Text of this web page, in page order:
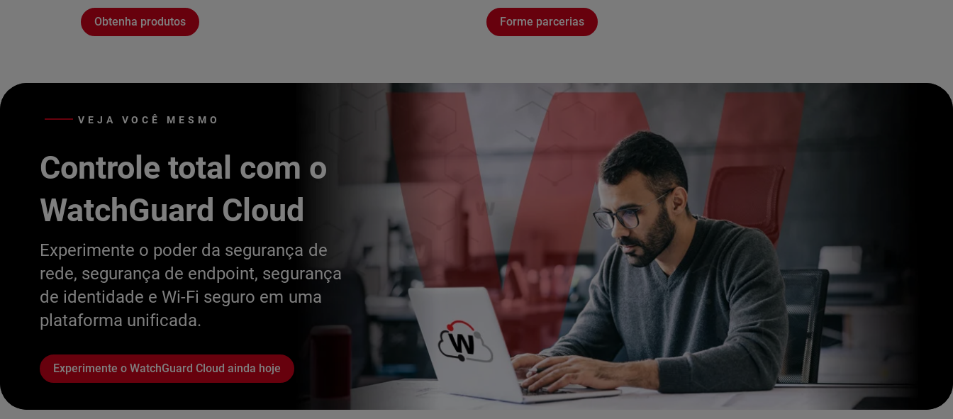
Obtenha produtos Forme parcerias
VEJA VOCÊ MESMO
Controle total com o
WatchGuard Cloud
Experimente o poder da segurança de
rede, segurança de endpoint, segurança
de identidade e Wi-Fi seguro em uma
plataforma unificada.
Experimente o WatchGuard Cloud ainda hoje